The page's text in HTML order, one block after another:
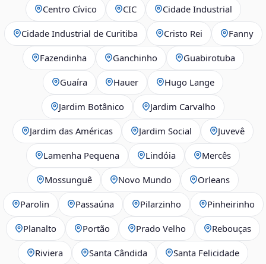
Centro Cívico CIC Cidade Industrial
Cidade Industrial de Curitiba Cristo Rei Fanny
Fazendinha Ganchinho Guabirotuba
Guaíra Hauer Hugo Lange
Jardim Botânico Jardim Carvalho
Jardim das Américas Jardim Social Juvevê
Lamenha Pequena Lindóia Mercês
Mossunguê Novo Mundo Orleans
Parolin Passaúna Pilarzinho Pinheirinho
Planalto Portão Prado Velho Rebouças
Riviera Santa Cândida Santa Felicidade